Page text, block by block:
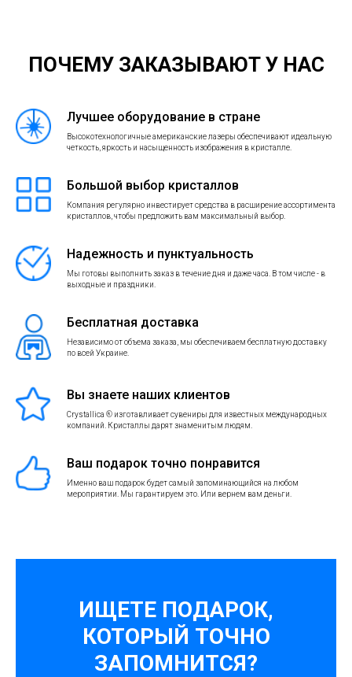
ПОЧЕМУ ЗАКАЗЫВАЮТ У НАС
Лучшее оборудование в стране
Высокотехнологичные американские лазеры обеспечивают идеальную
четкость, яркость и насыщенность изображения в кристалле.
Большой выбор кристаллов
Компания регулярно инвестирует средства в расширение ассортимента
кристаллов, чтобы предложить вам максимальный выбор.
Надежность и пунктуальность
Мы готовы выполнить заказ в течение дня и даже часа. В том числе - в
выходные и праздники.
Бесплатная доставка
Независимо от объема заказа, мы обеспечиваем бесплатную доставку
по всей Украине.
Вы знаете наших клиентов
Crystallica ® изготавливает сувениры для известных международных
компаний. Кристаллы дарят знаменитым людям.
Ваш подарок точно понравится
Именно ваш подарок будет самый запоминающийся на любом
мероприятии. Мы гарантируем это. Или вернем вам деньги.
ИЩЕТЕ ПОДАРОК,
КОТОРЫЙ ТОЧНО
ЗАПОМНИТСЯ?